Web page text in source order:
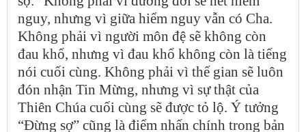
nguy, nhưng vì giữa hiểm nguy vẫn có Cha.
Không phải vì người môn đệ sẽ không còn
đau khổ, nhưng vì đau khổ không còn là tiếng
nói cuối cùng. Không phải vì thế gian sẽ luôn
đón nhận Tin Mừng, nhưng vì sự thật của
Thiên Chúa cuối cùng sẽ được tỏ lộ. Ý tưởng
“Đừng sợ” cũng là điểm nhấn chính trong bản